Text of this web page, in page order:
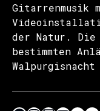
Gitarrenmusik
der Natur. Die
bestimmten